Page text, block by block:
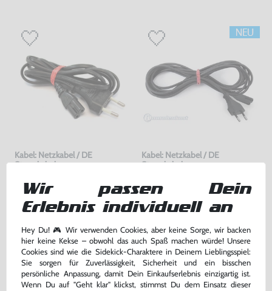
Kabel: Netzkabel / DE
Stromkabel
nur2,99 €
Kabel: Netzkabel / DE
Stromkabel
nur2,99 €
Wir passen Dein
Erlebnis individuell an
Hey Du! 🎮 Wir verwenden Cookies, aber keine Sorge, wir backen
hier keine Kekse – obwohl das auch Spaß machen würde! Unsere
Cookies sind wie die Sidekick-Charaktere in Deinem Lieblingsspiel:
Sie sorgen für Zuverlässigkeit, Sicherheit und ein bisschen
persönliche Anpassung, damit Dein Einkaufserlebnis einzigartig ist.
Wenn Du auf "Geht klar" klickst, stimmst Du dem Einsatz dieser